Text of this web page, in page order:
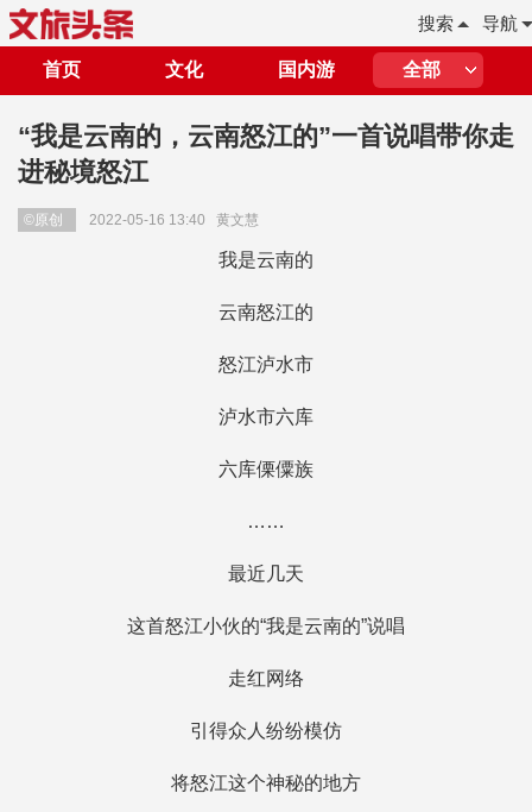
导航
搜索
首页 文化 国内游 全部
“我是云南的，云南怒江的”一首说唱带你走
进秘境怒江
©原创 2022-05-16 13:40 黄文慧
我是云南的
云南怒江的
怒江泸水市
泸水市六库
六库傈僳族
……
最近几天
这首怒江小伙的“我是云南的”说唱
走红网络
引得众人纷纷模仿
将怒江这个神秘的地方